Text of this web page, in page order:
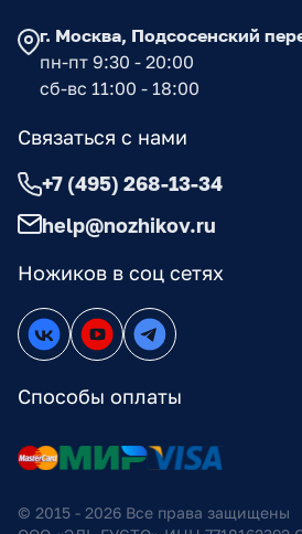
Ножиков в соц сетях
Способы оплаты
г. Москва, Подсосенский
пн-пт 9:30 - 20:00
сб-вс 11:00 - 18:00
Связаться с нами
+7 (495) 268-13-34
help@nozhikov.ru
© 2015 - 2026 Все права защищены